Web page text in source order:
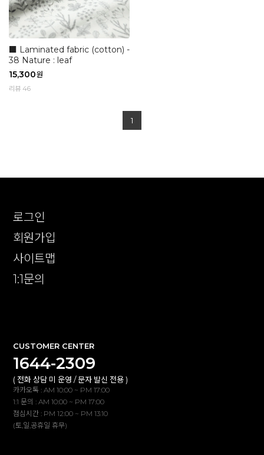
■ Laminated fabric (cotton) -
38 Nature : leaf
15,300원
리뷰 46
1
로그인
회원가입
사이트맵
1:1문의
CUSTOMER CENTER
1644-2309
( 전화 상담 미 운영 / 문자 발신 전용 )
카카오톡 : AM 10:00 ~ PM 17:00
1:1 문의 : AM 10:00 ~ PM 17:00
점심시간 : PM 12:00 ~ PM 13:10
(토,일,공휴일 휴무)